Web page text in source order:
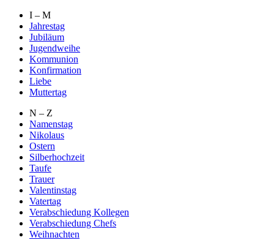
I – M
Jahrestag
Jubiläum
Jugendweihe
Kommunion
Konfirmation
Liebe
Muttertag
N – Z
Namenstag
Nikolaus
Ostern
Silberhochzeit
Taufe
Trauer
Valentinstag
Vatertag
Verabschiedung Kollegen
Verabschiedung Chefs
Weihnachten